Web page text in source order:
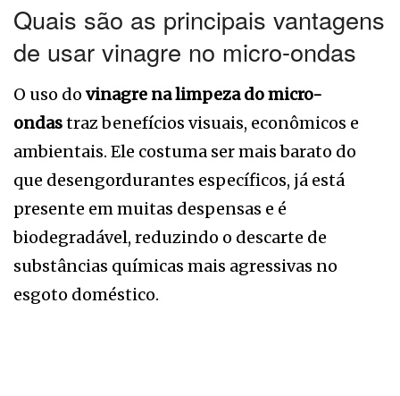
Quais são as principais vantagens
de usar vinagre no micro-ondas
O uso do vinagre na limpeza do micro-
ondastraz benefícios visuais, econômicos e
ambientais. Ele costuma ser mais barato do
que desengordurantes específicos, já está
presente em muitas despensas e é
biodegradável, reduzindo o descarte de
substâncias químicas mais agressivas no
esgoto doméstico.